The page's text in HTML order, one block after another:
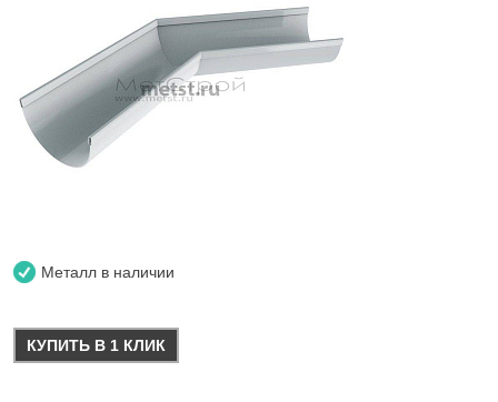
Металл в наличии
КУПИТЬ В 1 КЛИК